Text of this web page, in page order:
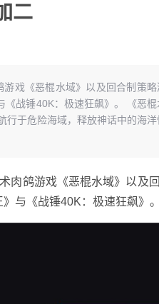
二
戏《恶棍水域》以及回合制策略
《战锤40K：极速狂飙》。 《恶棍
行于危险海域，释放神话中的海洋
鸽游戏《恶棍水域》以及
与《战锤40K：极速狂飙》